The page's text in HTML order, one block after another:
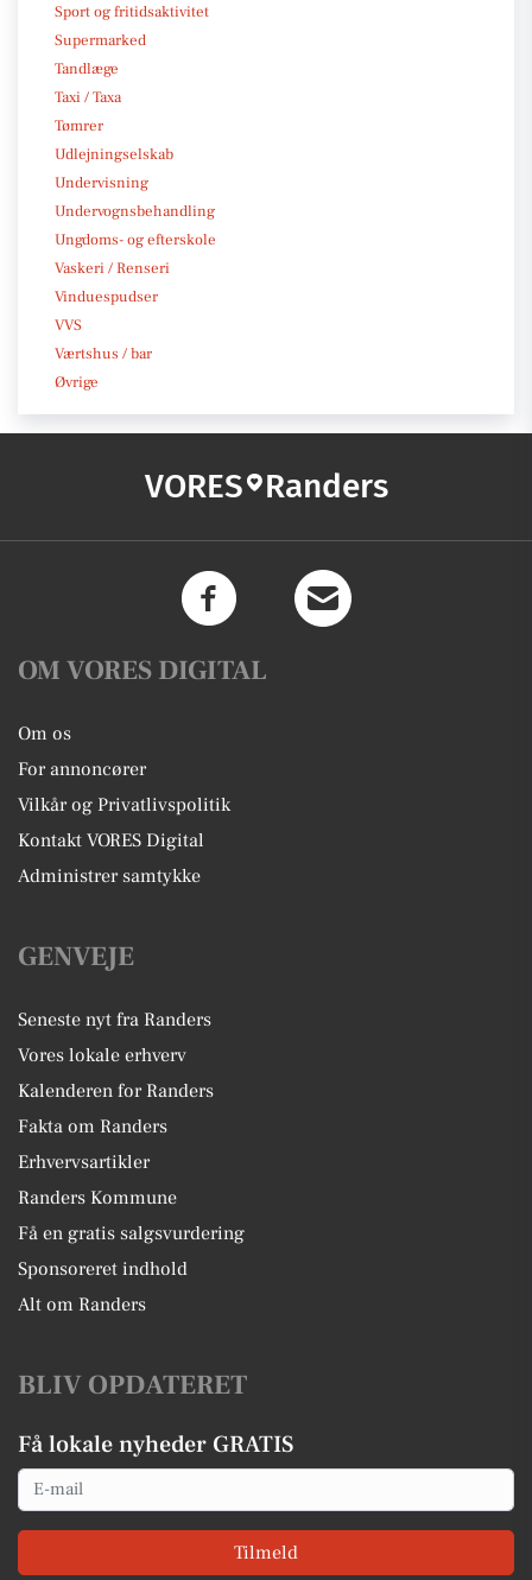
Sport og fritidsaktivitet
Supermarked
Tandlæge
Taxi / Taxa
Tømrer
Udlejningselskab
Undervisning
Undervognsbehandling
Ungdoms- og efterskole
Vaskeri / Renseri
Vinduespudser
VVS
Værtshus / bar
Øvrige
VORES Randers
OM VORES DIGITAL
Om os
For annoncører
Vilkår og Privatlivspolitik
Kontakt VORES Digital
Administrer samtykke
GENVEJE
Seneste nyt fra Randers
Vores lokale erhverv
Kalenderen for Randers
Fakta om Randers
Erhvervsartikler
Randers Kommune
Få en gratis salgsvurdering
Sponsoreret indhold
Alt om Randers
BLIV OPDATERET
Få lokale nyheder GRATIS
Email
Tilmeld